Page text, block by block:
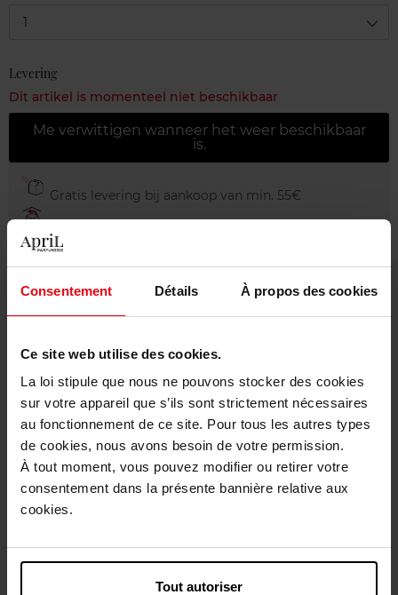
Consentement Détails À propos des cookies
Ce site web utilise des cookies.
La loi stipule que nous ne pouvons stocker des cookies
sur votre appareil que s’ils sont strictement nécessaires
au fonctionnement de ce site. Pour tous les autres types
de cookies, nous avons besoin de votre permission.
À tout moment, vous pouvez modifier ou retirer votre
consentement dans la présente bannière relative aux
cookies.
Tout autoriser
1
Levering
Dit artikel is momenteel niet beschikbaar
Me verwittigen wanneer het weer beschikbaar
is.
Gratis levering bij aankoop van min. 55€
Gratis verpakking
Beschrijving
Gebruiksadvies
Karakteristieken
Review Beleid inzake klantbeoordelingen